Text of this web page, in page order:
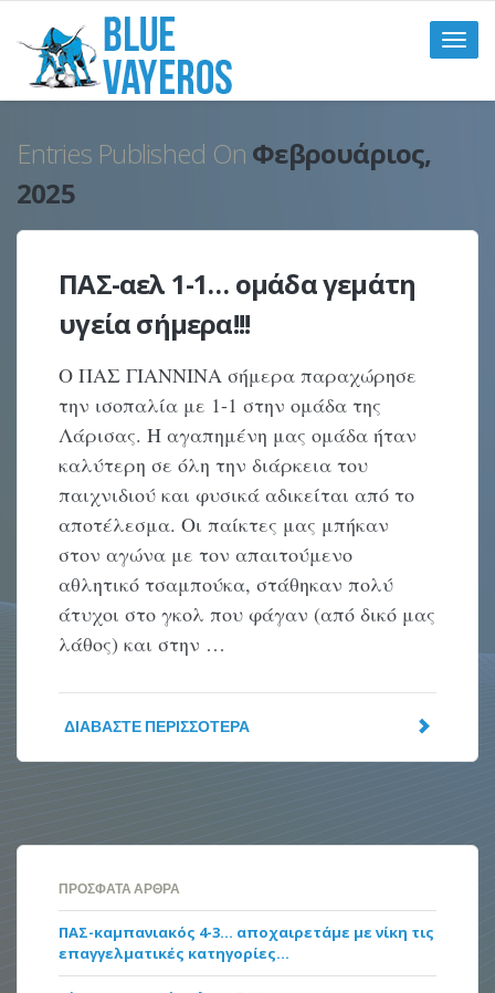
Toggle
Entries Published On Φεβρουάριος,
2025
ΠΑΣ-αελ 1-1… ομάδα γεμάτη
υγεία σήμερα!!!
Ο ΠΑΣ ΓΙΑΝΝΙΝΑ σήμερα παραχώρησε
την ισοπαλία με 1-1 στην ομάδα της
Λάρισας. Η αγαπημένη μας ομάδα ήταν
καλύτερη σε όλη την διάρκεια του
παιχνιδιού και φυσικά αδικείται από το
αποτέλεσμα. Οι παίκτες μας μπήκαν
στον αγώνα με τον απαιτούμενο
αθλητικό τσαμπούκα, στάθηκαν πολύ
άτυχοι στο γκολ που φάγαν (από δικό μας
λάθος) και στην …
ΔΙΑΒΆΣΤΕ ΠΕΡΙΣΣΌΤΕΡΑ
ΠΡΌΣΦΑΤΑ ΆΡΘΡΑ
ΠΑΣ-καμπανιακός 4-3… αποχαιρετάμε με νίκη τις
επαγγελματικές κατηγορίες…